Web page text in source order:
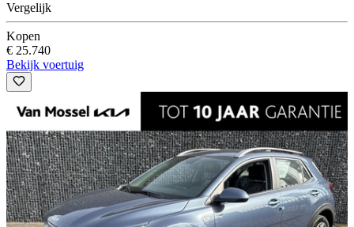
Vergelijk
Kopen
€ 25.740
Bekijk voertuig